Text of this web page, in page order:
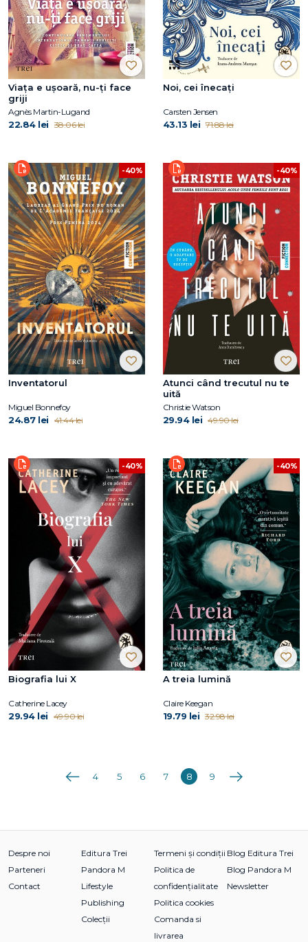
Viața e ușoară, nu-ți face
griji
Agnès Martin-Lugand
22.84 lei 38.06 lei
Noi, cei înecați
Carsten Jensen
43.13 lei 71.88 lei
-40%
Inventatorul
Miguel Bonnefoy
24.87 lei 41.44 lei
-40%
Atunci când trecutul nu te
uită
Christie Watson
29.94 lei 49.90 lei
-40%
Biografia lui X
Catherine Lacey
29.94 lei 49.90 lei
-40%
A treia lumină
Claire Keegan
19.79 lei 32.98 lei
Anterioara
4 5 6 7 8 9 Următoarea
Despre noi
Parteneri
Contact
Editura Trei
Pandora M
Lifestyle
Publishing
Colecții
Termeni și condiții
Politica de
confidențialitate
Politica cookies
Comanda si
livrarea
Blog Editura Trei
Blog Pandora M
Newsletter